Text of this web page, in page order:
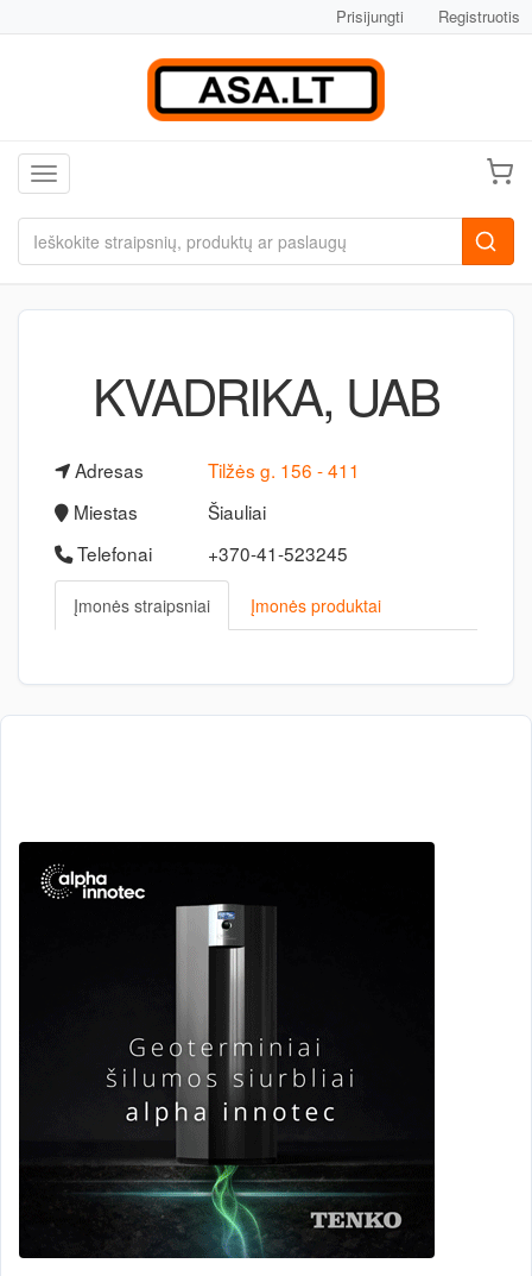
Prisijungti Registruotis
Toggle navigation
KVADRIKA, UAB
Adresas
Tilžės g. 156 - 411
Miestas
Šiauliai
Telefonai
+370-41-523245
Įmonės straipsniai Įmonės produktai